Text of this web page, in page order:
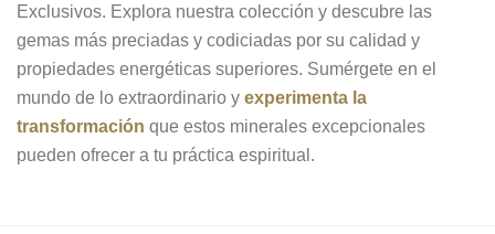
Exclusivos. Explora nuestra colección y descubre las
gemas más preciadas y codiciadas por su calidad y
propiedades energéticas superiores. Sumérgete en el
mundo de lo extraordinario y experimenta la
transformación que estos minerales excepcionales
pueden ofrecer a tu práctica espiritual.